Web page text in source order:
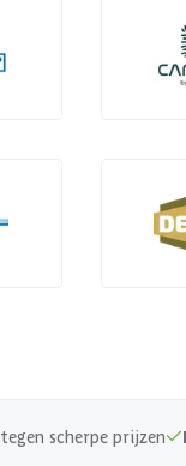
tegen scherpe prijzen